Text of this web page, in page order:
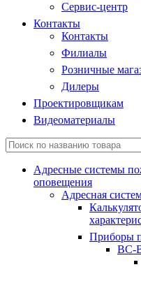
Сервис-центр
Контакты
Контакты
Филиалы
Розничные
Дилеры
Проектировщикам
Видеоматериалы
Адресные системы
оповещения
Адресная
Приборы
ВС-